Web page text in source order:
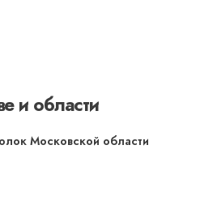
и области
Московской области